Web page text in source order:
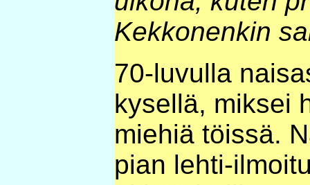
Kekkonenkin
70-luvulla
kysellä, miksei
miehiä töissä.
pian lehti-